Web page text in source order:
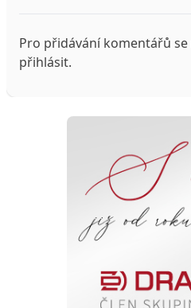
Pro přidávání komentářů
přihlásit.